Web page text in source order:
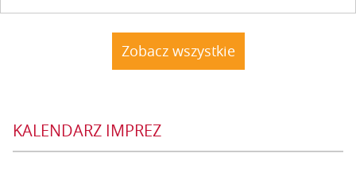
zwlekaj atrakcyjne noclegi czekają...
Zobacz wszystkie
KALENDARZ IMPREZ